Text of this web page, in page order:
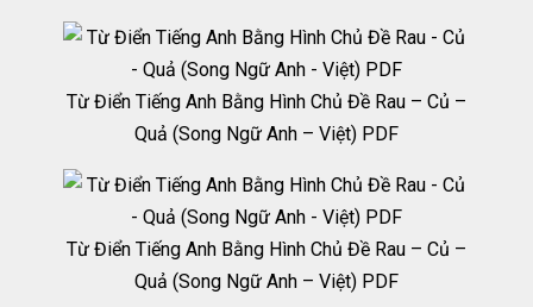
Từ Điển Tiếng Anh Bằng Hình Chủ Đề Rau – Củ –
Quả (Song Ngữ Anh – Việt) PDF
Từ Điển Tiếng Anh Bằng Hình Chủ Đề Rau – Củ –
Quả (Song Ngữ Anh – Việt) PDF